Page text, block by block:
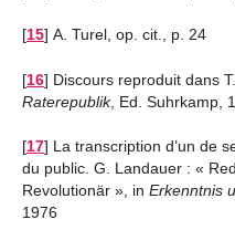
[15] A. Turel, op. cit., p. 24
[16] Discours reproduit dans
Raterepublik, Ed. Suhrkamp,
[17] La transcription d’un de
du public. G. Landauer : «
Revolutionär », in Erkenntnis
1976